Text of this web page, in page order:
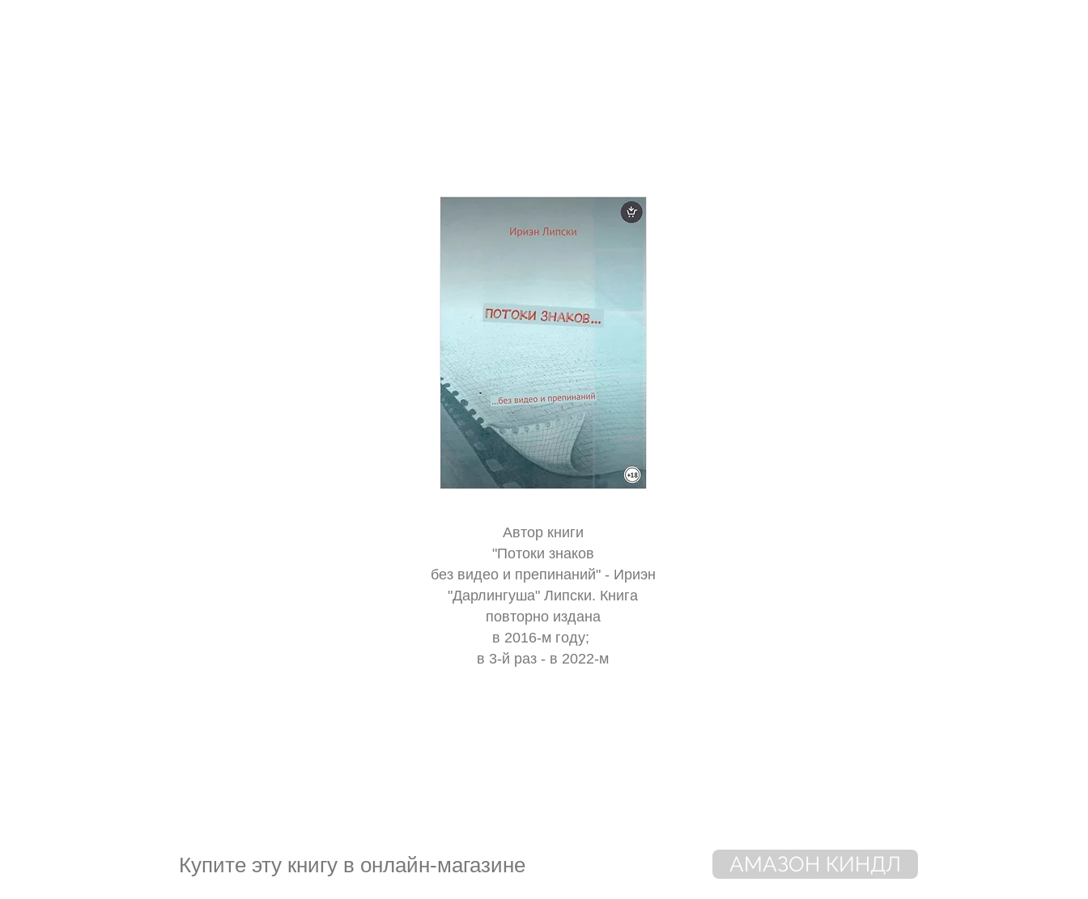
Автор книги
"Потоки знаков
без видео и препинаний" - Ириэн
"Дарлингуша" Липски. Книга
повторно издана
в 2016-м году;
в 3-й раз - в 2022-м
Купите эту книгу в онлайн-магазине АМАЗОН КИНДЛ